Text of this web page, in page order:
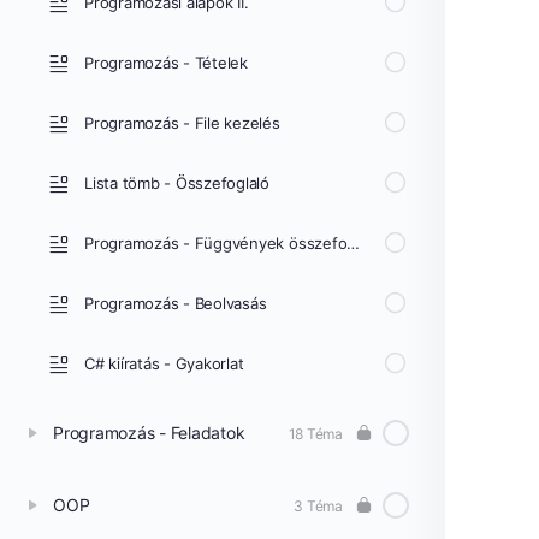
Programozás - Tételek
Programozás - File kezelés
Lista tömb - Összefoglaló
Programozás - Függvények összefoglaló
Programozás - Beolvasás
C# kiíratás - Gyakorlat
Programozás - Feladatok 18 Téma
OOP 3 Téma